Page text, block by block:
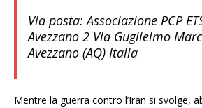
Via posta:Associazione PCP
Avezzano 2 Via Guglielmo
Avezzano (AQ) Italia
Mentre la guerra contro l’Iran si svolge,